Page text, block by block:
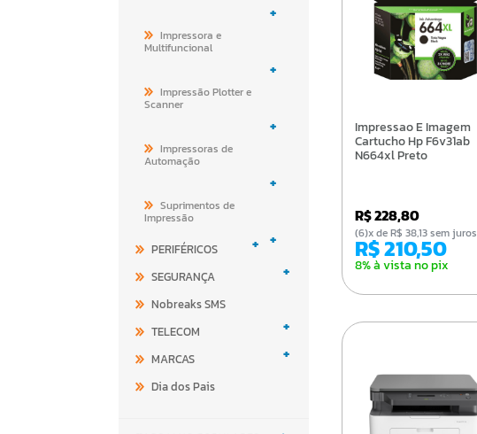
+
Impressora e
Multifuncional
+
Impressão Plotter e
Scanner
+
Impressoras de
Automação
+
Suprimentos de
Impressão
+
PERIFÉRICOS +
SEGURANÇA +
Nobreaks SMS
TELECOM
+
MARCAS +
Dia dos Pais
Impressao E Imagem
Cartucho Hp F6v31ab
N664xl Preto
R$ 228,80
R$ 210,50
8% à vista no pix
(6)x de R$ 38,13 sem juros